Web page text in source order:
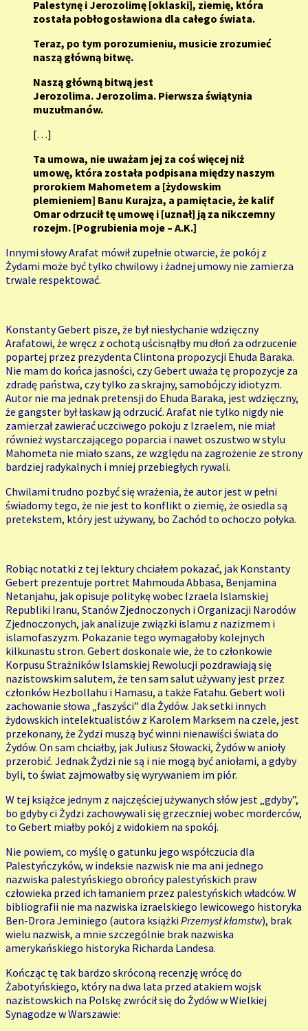
Palestynę i Jerozolimę [oklaski], ziemię, która
została pobłogosławiona dla całego świata.
Teraz, po tym porozumieniu, musicie zrozumieć
naszą główną bitwę.
Naszą główną bitwą jest
Jerozolima. Jerozolima. Pierwsza świątynia
muzułmanów.
[…]
Ta umowa, nie uważam jej za coś więcej niż
umowę, która została podpisana między naszym
prorokiem Mahometem a [żydowskim
plemieniem] Banu Kurajza, a pamiętacie, że kalif
Omar odrzucił tę umowę i [uznał] ją za nikczemny
rozejm. [Pogrubienia moje – A.K.]
Innymi słowy Arafat mówił zupełnie otwarcie, że pokój z
Żydami może być tylko chwilowy i żadnej umowy nie zamierza
trwale respektować.
Konstanty Gebert pisze, że był niesłychanie wdzięczny
Arafatowi, że wręcz z ochotą uścisnąłby mu dłoń za odrzucenie
popartej przez prezydenta Clintona propozycji Ehuda Baraka.
Nie mam do końca jasności, czy Gebert uważa tę propozycje za
zdradę państwa, czy tylko za skrajny, samobójczy idiotyzm.
Autor nie ma jednak pretensji do Ehuda Baraka, jest wdzięczny,
że gangster był łaskaw ją odrzucić. Arafat nie tylko nigdy nie
zamierzał zawierać uczciwego pokoju z Izraelem, nie miał
również wystarczającego poparcia i nawet oszustwo w stylu
Mahometa nie miało szans, ze względu na zagrożenie ze strony
bardziej radykalnych i mniej przebiegłych rywali.
Chwilami trudno pozbyć się wrażenia, że autor jest w pełni
świadomy tego, że nie jest to konflikt o ziemię, że osiedla są
pretekstem, który jest używany, bo Zachód to ochoczo połyka.
Robiąc notatki z tej lektury chciałem pokazać, jak Konstanty
Gebert prezentuje portret Mahmouda Abbasa, Benjamina
Netanjahu, jak opisuje politykę wobec Izraela Islamskiej
Republiki Iranu, Stanów Zjednoczonych i Organizacji Narodów
Zjednoczonych, jak analizuje związki islamu z nazizmem i
islamofaszyzm. Pokazanie tego wymagałoby kolejnych
kilkunastu stron. Gebert doskonale wie, że to członkowie
Korpusu Strażników Islamskiej Rewolucji pozdrawiają się
nazistowskim salutem, że ten sam salut używany jest przez
członków Hezbollahu i Hamasu, a także Fatahu. Gebert woli
zachowanie słowa „faszyści” dla Żydów. Jak setki innych
żydowskich intelektualistów z Karolem Marksem na czele, jest
przekonany, że Żydzi muszą być winni nienawiści świata do
Żydów. On sam chciałby, jak Juliusz Słowacki, Żydów w anioły
przerobić. Jednak Żydzi nie są i nie mogą być aniołami, a gdyby
byli, to świat zajmowałby się wyrywaniem im piór.
W tej książce jednym z najczęściej używanych słów jest „gdyby”,
bo gdyby ci Żydzi zachowywali się grzeczniej wobec morderców,
to Gebert miałby pokój z widokiem na spokój.
Nie powiem, co myślę o gatunku jego współczucia dla
Palestyńczyków, w indeksie nazwisk nie ma ani jednego
nazwiska palestyńskiego obrońcy palestyńskich praw
człowieka przed ich łamaniem przez palestyńskich władców. W
bibliografii nie ma nazwiska izraelskiego lewicowego historyka
Ben-Drora Jeminiego (autora książkiPrzemysł kłamstw), brak
wielu nazwisk, a mnie szczególnie brak nazwiska
amerykańskiego historyka Richarda Landesa.
Kończąc tę tak bardzo skróconą recenzję wrócę do
Żabotyńskiego, który na dwa lata przed atakiem wojsk
nazistowskich na Polskę zwrócił się do Żydów w Wielkiej
Synagodze w Warszawie: